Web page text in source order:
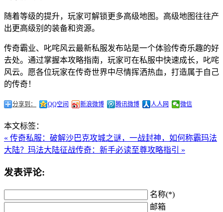
随着等级的提升，玩家可解锁更多高级地图。高级地图往往产
出更高级别的装备和资源。
传奇霸业、叱咤风云最新私服发布站是一个体验传奇乐趣的好
去处。通过掌握本攻略指南，玩家可在私服中快速成长，叱咤
风云。愿各位玩家在传奇世界中尽情挥洒热血，打造属于自己
的传奇！
分享到： QQ空间 新浪微博 腾讯微博 人人网 微信
本文标签：
« 传奇私服：破解沙巴克攻城之谜，一战封神，如何称霸玛法
大陆？ 玛法大陆征战传奇：新手必读至尊攻略指引 »
发表评论:
名称(*)
邮箱